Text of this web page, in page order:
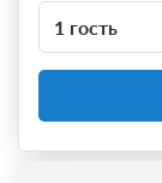
1 гость